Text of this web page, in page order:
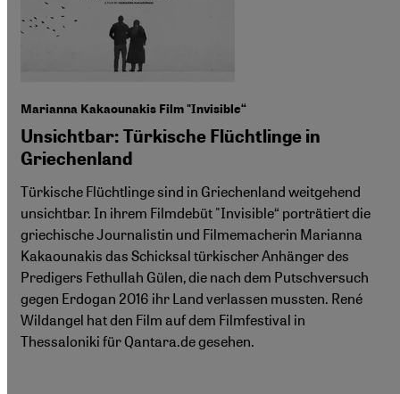
Marianna Kakaounakis Film "Invisible“
Unsichtbar: Türkische Flüchtlinge in
Griechenland
Türkische Flüchtlinge sind in Griechenland weitgehend
unsichtbar. In ihrem Filmdebüt "Invisible“ porträtiert die
griechische Journalistin und Filmemacherin Marianna
Kakaounakis das Schicksal türkischer Anhänger des
Predigers Fethullah Gülen, die nach dem Putschversuch
gegen Erdogan 2016 ihr Land verlassen mussten. René
Wildangel hat den Film auf dem Filmfestival in
Thessaloniki für Qantara.de gesehen.